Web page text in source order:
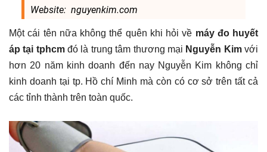
Website: nguyenkim.com
Một cái tên nữa không thể quên khi hỏi về máy đo huyết
áp tại tphcmđó là trung tâm thương mại Nguyễn Kimvới
hơn 20 năm kinh doanh đến nay Nguyễn Kim không chỉ
kinh doanh tại tp. Hồ chí Minh mà còn có cơ sở trên tất cả
các tỉnh thành trên toàn quốc.